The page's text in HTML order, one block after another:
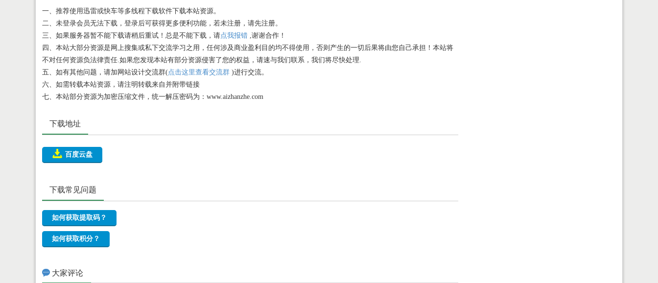
一、推荐使用迅雷或快车等多线程下载软件下载本站资源。
二、未登录会员无法下载，登录后可获得更多便利功能，若未注册，请先注册。
三、如果服务器暂不能下载请稍后重试！总是不能下载，请点我报错,谢谢合作！
四、本站大部分资源是网上搜集或私下交流学习之用，任何涉及商业盈利目的均不得使用，否则产生的一切后果将由您自己承担！本站将
不对任何资源负法律责任.如果您发现本站有部分资源侵害了您的权益，请速与我们联系，我们将尽快处理.
五、如有其他问题，请加网站设计交流群(点击这里查看交流群)进行交流。
六、如需转载本站资源，请注明转载来自并附带链接
七、本站部分资源为加密压缩文件，统一解压密码为：www.aizhanzhe.com
下载地址
 百度云盘
下载常见问题
如何获取提取码？
如何获取积分？
 大家评论